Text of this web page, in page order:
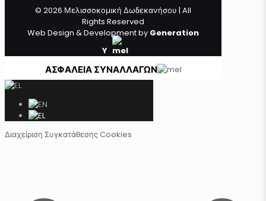
© 2026 Μελισσοκομική Δωδεκανήσου | All
Rights Reserved
Web Design & Development by Generation
Y
ΑΣΦΑΛΕΙΑ ΣΥΝΑΛΛΑΓΩΝ
Διαχείριση Συγκατάθεσης Cookies